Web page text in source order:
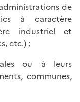
de
à caractère
industriel et
etc.) ;
ou à leurs
communes,